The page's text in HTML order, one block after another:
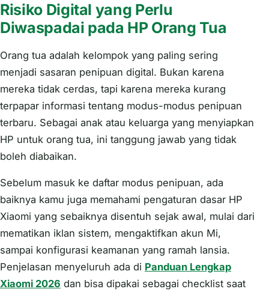
Risiko Digital yang Perlu
Diwaspadai pada HP Orang Tua
Orang tua adalah kelompok yang paling sering
menjadi sasaran penipuan digital. Bukan karena
mereka tidak cerdas, tapi karena mereka kurang
terpapar informasi tentang modus-modus penipuan
terbaru. Sebagai anak atau keluarga yang menyiapkan
HP untuk orang tua, ini tanggung jawab yang tidak
boleh diabaikan.
Sebelum masuk ke daftar modus penipuan, ada
baiknya kamu juga memahami pengaturan dasar HP
Xiaomi yang sebaiknya disentuh sejak awal, mulai dari
mematikan iklan sistem, mengaktifkan akun Mi,
sampai konfigurasi keamanan yang ramah lansia.
Penjelasan menyeluruh ada di Panduan Lengkap
Xiaomi 2026 dan bisa dipakai sebagai checklist saat